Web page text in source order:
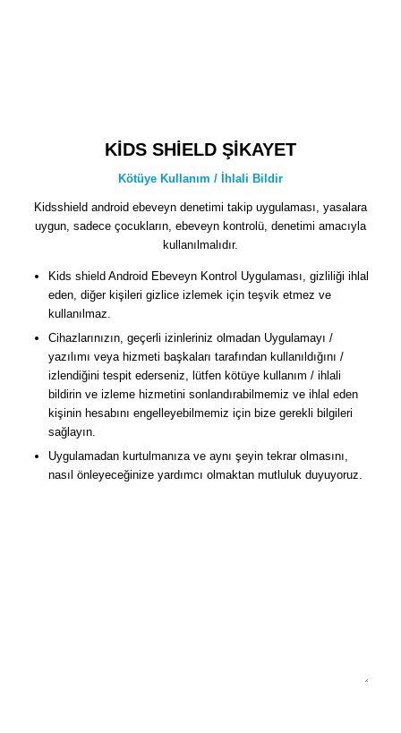
KİDS SHİELD ŞİKAYET
Kötüye Kullanım / İhlali Bildir
Kidsshield android ebeveyn denetimi takip uygulaması, yasalara
uygun, sadece çocukların, ebeveyn kontrolü, denetimi amacıyla
kullanılmalıdır.
Kids shield Android Ebeveyn Kontrol Uygulaması, gizliliği ihlal
eden, diğer kişileri gizlice izlemek için teşvik etmez ve
kullanılmaz.
Cihazlarınızın, geçerli izinleriniz olmadan Uygulamayı /
yazılımı veya hizmeti başkaları tarafından kullanıldığını /
izlendiğini tespit ederseniz, lütfen kötüye kullanım / ihlali
bildirin ve izleme hizmetini sonlandırabilmemiz ve ihlal eden
kişinin hesabını engelleyebilmemiz için bize gerekli bilgileri
sağlayın.
Uygulamadan kurtulmanıza ve aynı şeyin tekrar olmasını,
nasıl önleyeceğinize yardımcı olmaktan mutluluk duyuyoruz.